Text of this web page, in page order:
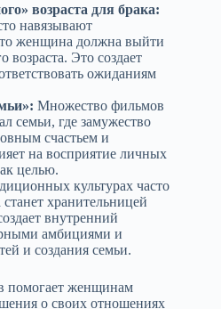
возраста для брака:
навязывают
женщина должна выйти
возраста. Это создает
ожиданиям
Множество фильмов
семьи, где замужество
счастьем и
на восприятие личных
целью.
культурах часто
хранительницей
внутренний
амбициями и
и создания семьи.
помогает женщинам
о своих отношениях